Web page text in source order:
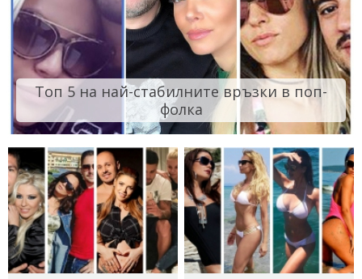
Топ 5 на най-стабилните връзки в поп-
фолка